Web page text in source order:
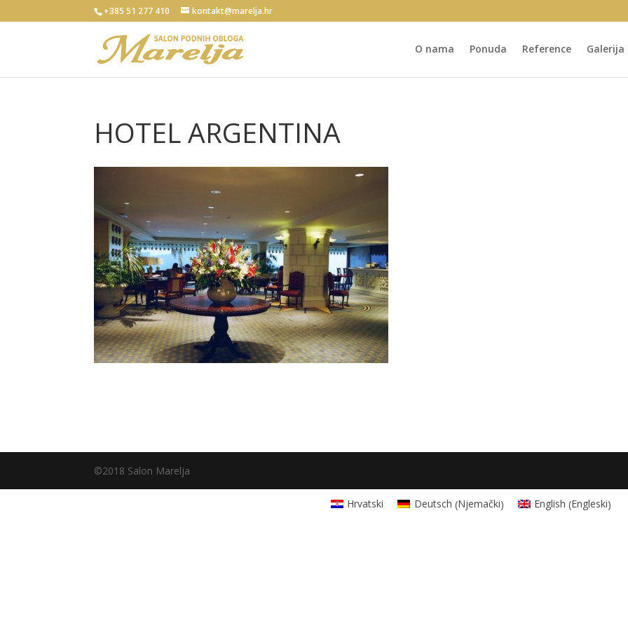
+385 51 277 410 kontakt@marelja.hr
O nama Ponuda Reference Galerija
HOTEL ARGENTINA
©2018 Salon Marelja
Hrvatski Deutsch (Njemački) English (Engleski)